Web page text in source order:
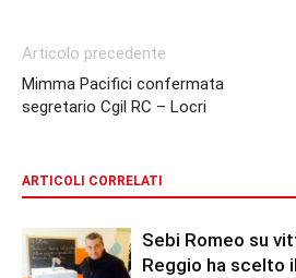
Articolo precedente
Mimma Pacifici confermata
segretario Cgil RC – Locri
ARTICOLI CORRELATI
Sebi Romeo su
Reggio ha scelto